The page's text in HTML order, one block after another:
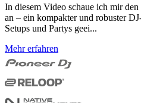
In diesem Video schaue ich mir
an – ein kompakter und robuster
Setups und Partys geei...
Mehr erfahren